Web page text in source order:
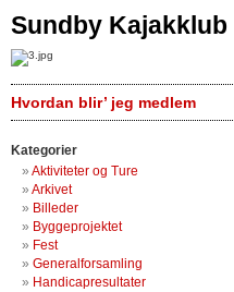
Sundby Kajakklub
Hvordan blir’ jeg medlem
Kategorier
Aktiviteter og Ture
Arkivet
Billeder
Byggeprojektet
Fest
Generalforsamling
Handicapresultater